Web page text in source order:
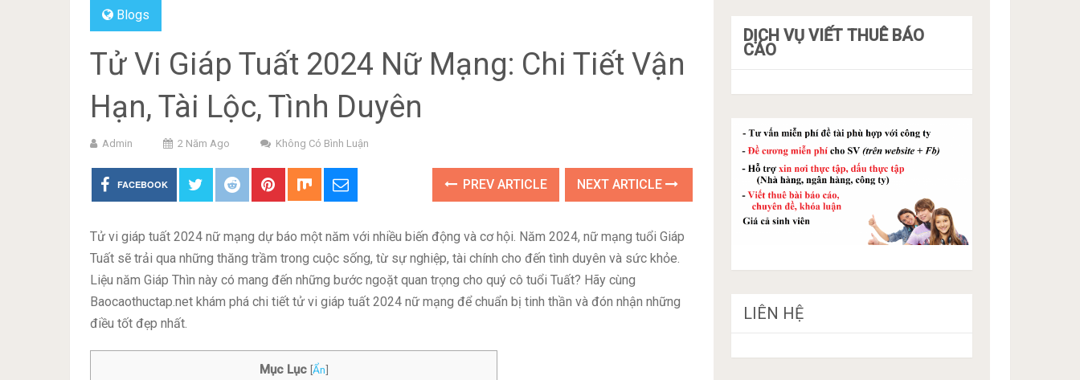
Blogs
Tử Vi Giáp Tuất 2024 Nữ Mạng: Chi Tiết Vận
Hạn, Tài Lộc, Tình Duyên
Admin 2 Năm Ago Không Có Bình Luận
FACEBOOK PREV ARTICLE NEXT ARTICLE
Tử vi giáp tuất 2024 nữ mạng dự báo một năm với nhiều biến động và cơ hội. Năm 2024, nữ mạng tuổi Giáp
Tuất sẽ trải qua những thăng trầm trong cuộc sống, từ sự nghiệp, tài chính cho đến tình duyên và sức khỏe.
Liệu năm Giáp Thìn này có mang đến những bước ngoặt quan trọng cho quý cô tuổi Tuất? Hãy cùng
Baocaothuctap.net khám phá chi tiết tử vi giáp tuất 2024 nữ mạng để chuẩn bị tinh thần và đón nhận những
điều tốt đẹp nhất.
Mục Lục [Ẩn]
DỊCH VỤ VIẾT THUÊ BÁO
CÁO
LIÊN HỆ